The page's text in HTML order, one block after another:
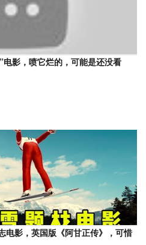
电影，喷它烂的，可能是还没看
电影，英国版《阿甘正传》，可惜